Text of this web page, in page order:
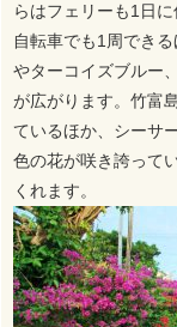
らはフェリーも1日
自転車でも1周でき
やターコイズブルー
が広がります。竹富
ているほか、シーサ
色の花が咲き誇って
くれます。